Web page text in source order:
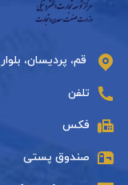
قم، پردیسان،
تلفن
فکس
صندوق پستی